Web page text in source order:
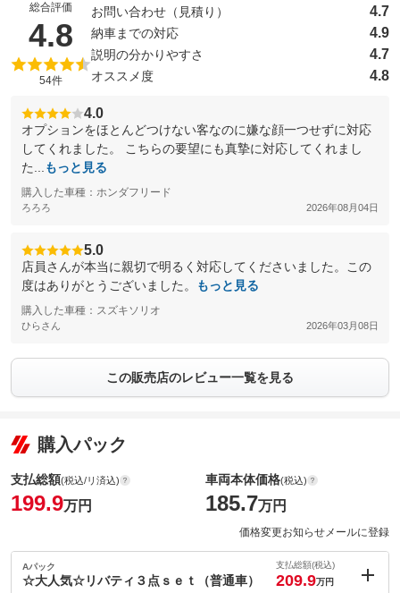
総合評価
4.8 （5点満点中）
54件
お問い合わせ（見積り） 4.7
納車までの対応 4.9
説明の分かりやすさ 4.7
オススメ度 4.8
4.0
オプションをほとんどつけない客なのに嫌な顔一つせずに対応
してくれました。 こちらの要望にも真摯に対応してくれまし
た...
もっと見る
購入した車種：ホンダフリード
ろろろ 2026年08月04日
5.0
店員さんが本当に親切で明るく対応してくださいました。この
度はありがとうございました。
もっと見る
購入した車種：スズキソリオ
ひらさん 2026年03月08日
この販売店のレビュー一覧を見る
購入パック
支払総額(税込/リ済込)
199.9万円
車両本体価格(税込)
185.7万円
価格変更お知らせメールに登録
Aパック
☆大人気☆リバティ３点ｓｅｔ（普通車）
支払総額(税込)
209.9万円